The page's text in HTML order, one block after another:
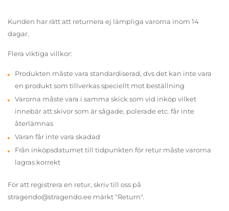
Kunden har rätt att returnera ej lämpliga varorna inom 14
dagar.
Flera viktiga villkor:
Produkten måste vara standardiserad, dvs det kan inte vara
en produkt som tillverkas speciellt mot beställning
Varorna måste vara i samma skick som vid inköp vilket
innebär att skivor som är sågade, polerade etc. får inte
återlämnas
Varan får inte vara skadad
Från inköpsdatumet till tidpunkten för retur måste varorna
lagras korrekt
För att registrera en retur, skriv till oss på
stragendo@stragendo.ee märkt "Return".